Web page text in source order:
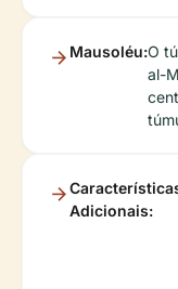
Mausoléu:O
al-
Adicionais: